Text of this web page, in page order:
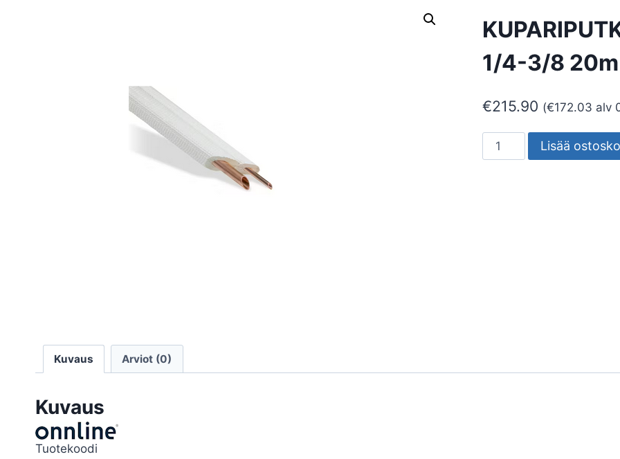
1/4-3/8 20m
€215.90 (€172.03 alv
KUPARIPUTKI
JL
Lisää
Kuvaus Arviot (0)
Kuvaus
Tuotekoodi